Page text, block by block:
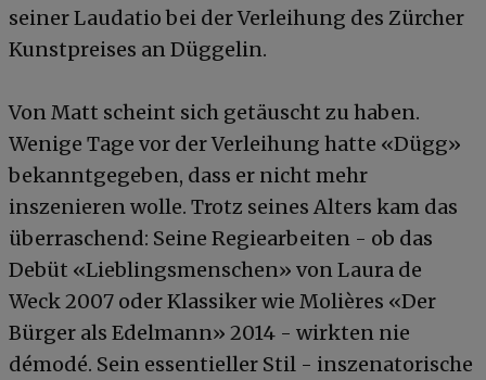
seiner Laudatio bei der Verleihung des Zürcher
Kunstpreises an Düggelin.
Von Matt scheint sich getäuscht zu haben.
Wenige Tage vor der Verleihung hatte «Dügg»
bekanntgegeben, dass er nicht mehr
inszenieren wolle. Trotz seines Alters kam das
überraschend: Seine Regiearbeiten - ob das
Debüt «Lieblingsmenschen» von Laura de
Weck 2007 oder Klassiker wie Molières «Der
Bürger als Edelmann» 2014 - wirkten nie
démodé. Sein essentieller Stil - inszenatorische